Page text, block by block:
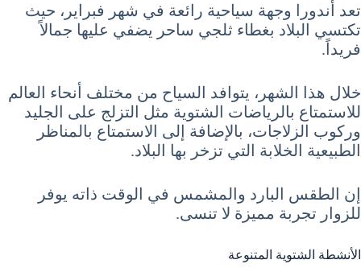
تعد أندورا وجهة سياحية رائعة في شهر فبراير، حيث
تكتسي البلاد بغطاء ثلجي ساحر يضفي عليها جمالاً
فريداً.
خلال هذا الشهر، يتوافد السياح من مختلف أنحاء العالم
للاستمتاع بالرياضات الشتوية مثل التزلج على الجليد
وركوب الزلاجات، بالإضافة إلى الاستمتاع بالمناظر
الطبيعية الخلابة التي تزخر بها البلاد.
إن الطقس البارد والمشمس في الوقت ذاته يوفر
للزوار تجربة مميزة لا تنسى.
الأنشطة الشتوية المتنوعة